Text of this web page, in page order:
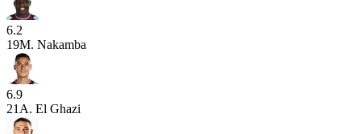
6.2
19M. Nakamba
6.9
21 A. El Ghazi